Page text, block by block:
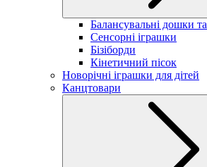
Балансувальні дошки
Сенсорні іграшки
Бізіборди
Кінетичний пісок
Новорічні іграшки для дітей
Канцтовари